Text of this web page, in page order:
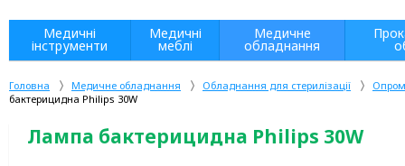
Головна Медичне обладнання Обладнання для стерилізації
бактерицидна Philips 30W
Лампа бактерицидна Philips 30W
Медичні
інструменти
Медичні
меблі
Медичне
обладнання